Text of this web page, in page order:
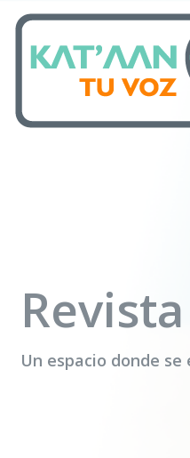
Un espacio donde se